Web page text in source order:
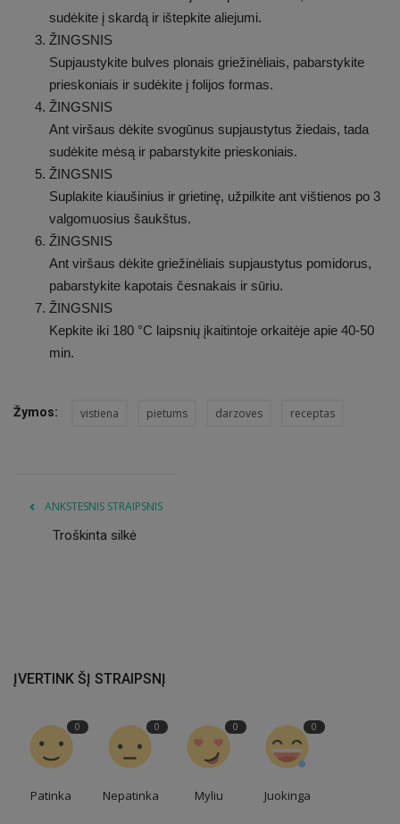
sudėkite į skardą ir ištepkite aliejumi.
ŽINGSNIS
Supjaustykite bulves plonais griežinėliais, pabarstykite
prieskoniais ir sudėkite į folijos formas.
ŽINGSNIS
Ant viršaus dėkite svogūnus supjaustytus žiedais, tada
sudėkite mėsą ir pabarstykite prieskoniais.
ŽINGSNIS
Suplakite kiaušinius ir grietinę, užpilkite ant vištienos po 3
valgomuosius šaukštus.
ŽINGSNIS
Ant viršaus dėkite griežinėliais supjaustytus pomidorus,
pabarstykite kapotais česnakais ir sūriu.
ŽINGSNIS
Kepkite iki 180 °C laipsnių įkaitintoje orkaitėje apie 40-50
min.
Žymos: vistiena pietums darzoves receptas
ANKSTESNIS STRAIPSNIS
Troškinta silkė
ĮVERTINK ŠĮ STRAIPSNĮ
0
Patinka
0
Nepatinka
0
Myliu
0
Juokinga